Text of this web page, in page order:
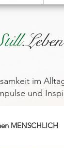
.Leben
im
und
MENSCHLICH